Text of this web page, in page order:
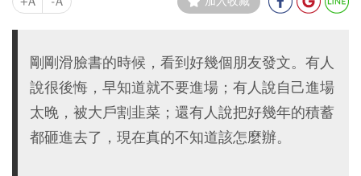
剛剛滑臉書的時候，看到好幾個朋友發文。有人
說很後悔，早知道就不要進場；有人說自己進場
太晚，被大戶割韭菜；還有人說把好幾年的積蓄
都砸進去了，現在真的不知道該怎麼辦。